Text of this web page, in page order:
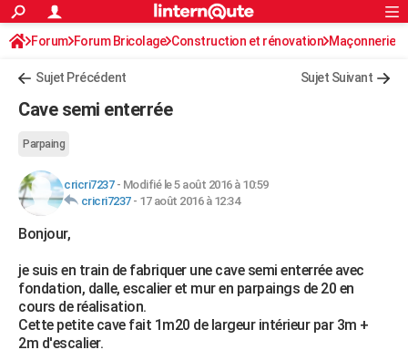
ACTUALITÉS
Politique
Société
Faits Divers
Education
Monde
Villes
+
AUTO
Essais
Réserver un essai
Citadines
Berlines
SUV
Forum auto
+HIGH-TECH
Mobiles
Meilleur smartphone
Internet
Ordinateurs
Jeux vidéo
Guide high-tech
+BRICOLAGE
Forum
Aménagement intérieur
Extérieur
Cuisine
Salle de bains
Jardinage
Rangement
WEEK-END
Guides de France
Escapades
Patrimoine
Expositions
Musées
Week-end nature
+LIFESTYLE
Rechercher
S'inscrire
Connexion
Forum Forum Bricolage Construction et rénovation Maçonnerie
Sujet Précédent Sujet Suivant
Cave semi enterrée
Parpaing
cricri7237- Modifié le 5 août 2016 à 10:59
cricri7237- 17 août 2016 à 12:34
Bonjour,
je suis en train de fabriquer une cave semi enterrée avec
fondation, dalle, escalier et mur en parpaings de 20 en
cours de réalisation.
Cette petite cave fait 1m20 de largeur intérieur par 3m +
2m d'escalier.